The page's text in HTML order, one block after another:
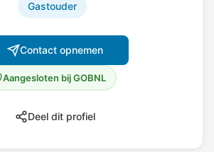
Gastouder
Contact opnemen
Aangesloten bij GOBNL
Deel dit profiel